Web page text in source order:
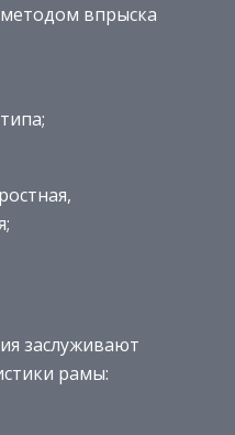
впрыска
заслуживают
рамы: